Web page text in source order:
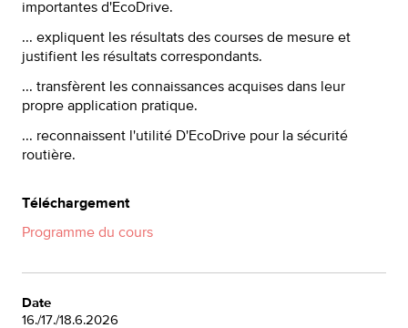
importantes d'EcoDrive.
... expliquent les résultats des courses de mesure et
justifient les résultats correspondants.
... transfèrent les connaissances acquises dans leur
propre application pratique.
... reconnaissent l'utilité D'EcoDrive pour la sécurité
routière.
Téléchargement
Programme du cours
Date
16./17./18.6.2026